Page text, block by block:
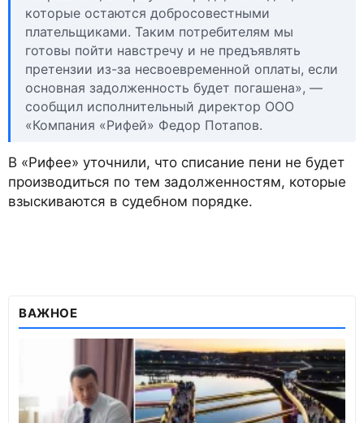
которые остаются добросовестными
плательщиками. Таким потребителям мы
готовы пойти навстречу и не предъявлять
претензии из-за несвоевременной оплаты, если
основная задолженность будет погашена», —
сообщил исполнительный директор ООО
«Компания «Рифей» Федор Потапов.
В «Рифее» уточнили, что списание пени не будет
производиться по тем задолженностям, которые
взыскиваются в судебном порядке.
ВАЖНОЕ